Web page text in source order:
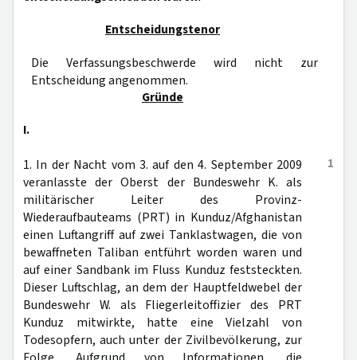
Entscheidungstenor
Die Verfassungsbeschwerde wird nicht zur
Entscheidung angenommen.
Gründe
I.
1
1. In der Nacht vom 3. auf den 4. September 2009
veranlasste der Oberst der Bundeswehr K. als
militärischer Leiter des Provinz-
Wiederaufbauteams (PRT) in Kunduz/Afghanistan
einen Luftangriff auf zwei Tanklastwagen, die von
bewaffneten Taliban entführt worden waren und
auf einer Sandbank im Fluss Kunduz feststeckten.
Dieser Luftschlag, an dem der Hauptfeldwebel der
Bundeswehr W. als Fliegerleitoffizier des PRT
Kunduz mitwirkte, hatte eine Vielzahl von
Todesopfern, auch unter der Zivilbevölkerung, zur